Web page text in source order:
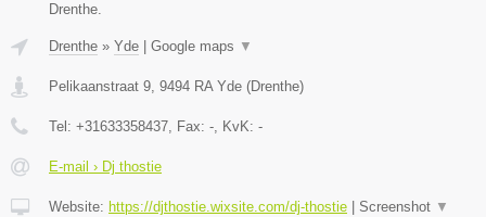
Drenthe.
Drenthe » Yde Google maps ▼
Pelikaanstraat 9, 9494 RA Yde (Drenthe)
Tel: +31633358437, Fax: -, KvK: -
E-mail › Dj thostie
Website: https://djthostie.wixsite.com/dj-thostie Screenshot ▼